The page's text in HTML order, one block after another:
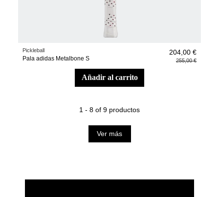
Pickleball
Pala adidas Metalbone S
204,00 €
255,00 €
añadir al carrito
1 - 8 of 9 productos
Ver más